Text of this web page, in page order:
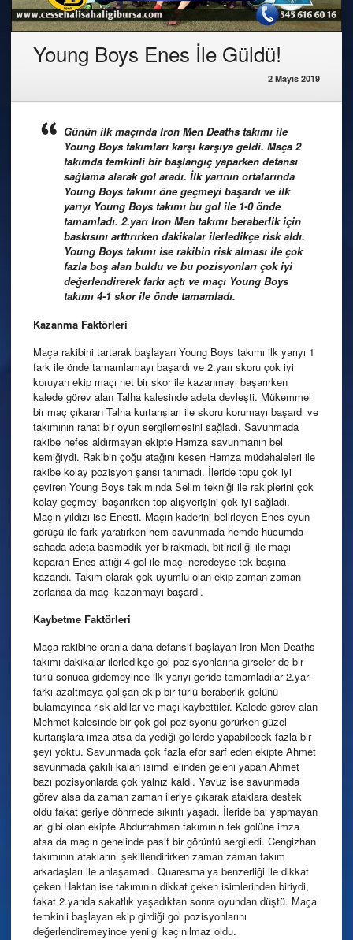
Young Boys Enes İle Güldü!
2 Mayıs 2019
Günün ilk maçında Iron Men Deaths takımı ile
Young Boys takımları karşı karşıya geldi. Maça 2
takımda temkinli bir başlangıç yaparken defansı
sağlama alarak gol aradı. İlk yarının ortalarında
Young Boys takımı öne geçmeyi başardı ve ilk
yarıyı Young Boys takımı bu gol ile 1-0 önde
tamamladı. 2.yarı Iron Men takımı beraberlik için
baskısını arttırırken dakikalar ilerledikçe risk aldı.
Young Boys takımı ise rakibin risk alması ile çok
fazla boş alan buldu ve bu pozisyonları çok iyi
değerlendirerek farkı açtı ve maçı Young Boys
takımı 4-1 skor ile önde tamamladı.
Kazanma Faktörleri
Maça rakibini tartarak başlayan Young Boys takımı ilk yarıyı 1
fark ile önde tamamlamayı başardı ve 2.yarı skoru çok iyi
koruyan ekip maçı net bir skor ile kazanmayı başarırken
kalede görev alan Talha kalesinde adeta devleşti. Mükemmel
bir maç çıkaran Talha kurtarışları ile skoru korumayı başardı ve
takımının rahat bir oyun sergilemesini sağladı. Savunmada
rakibe nefes aldırmayan ekipte Hamza savunmanın bel
kemiğiydi. Rakibin çoğu atağını kesen Hamza müdahaleleri ile
rakibe kolay pozisyon şansı tanımadı. İleride topu çok iyi
çeviren Young Boys takımında Selim tekniği ile rakiplerini çok
kolay geçmeyi başarırken top alışverişini çok iyi sağladı.
Maçın yıldızı ise Enesti. Maçın kaderini belirleyen Enes oyun
görüşü ile fark yaratırken hem savunmada hemde hücumda
sahada adeta basmadık yer bırakmadı, bitiriciliği ile maçı
koparan Enes attığı 4 gol ile maçı neredeyse tek başına
kazandı. Takım olarak çok uyumlu olan ekip zaman zaman
zorlansa da maçı kazanmayı başardı.
Kaybetme Faktörleri
Maça rakibine oranla daha defansif başlayan Iron Men Deaths
takımı dakikalar ilerledikçe gol pozisyonlarına girseler de bir
türlü sonuca gidemeyince ilk yarıyı geride tamamladılar 2.yarı
farkı azaltmaya çalışan ekip bir türlü beraberlik golünü
bulamayınca risk aldılar ve maçı kaybettiler. Kalede görev alan
Mehmet kalesinde bir çok gol pozisyonu görürken güzel
kurtarışlara imza atsa da yediği gollerde yapabilecek fazla bir
şeyi yoktu. Savunmada çok fazla efor sarf eden ekipte Ahmet
savunmada çakılı kalan isimdi elinden geleni yapan Ahmet
bazı pozisyonlarda çok yalnız kaldı. Yavuz ise savunmada
görev alsa da zaman zaman ileriye çıkarak ataklara destek
oldu fakat geriye dönmede sıkıntı yaşadı. İleride bal yapmayan
arı gibi olan ekipte Abdurrahman takımının tek golüne imza
atsa da maçın genelinde pasif bir görüntü sergiledi. Cengizhan
takımının ataklarını şekillendirirken zaman zaman takım
arkadaşları ile anlaşamadı. Quaresma’ya benzerliği ile dikkat
çeken Haktan ise takımının dikkat çeken isimlerinden biriydi,
fakat 2.yarıda sakatlık yaşadıktan sonra oyundan düştü. Maça
temkinli başlayan ekip girdiği gol pozisyonlarını
değerlendiremeyince yenilgi kaçınılmaz oldu.